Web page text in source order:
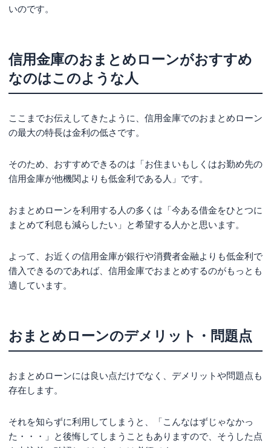
いのです。
信用金庫のおまとめローンがおすすめ
なのはこのような人
ここまでお伝えしてきたように、信用金庫でのおまとめローン
の最大の特長は金利の低さです。
そのため、おすすめできるのは「お住まいもしくはお勤め先の
信用金庫が他機関よりも低金利である人」です。
おまとめローンを利用する人の多くは「今ある借金をひとつに
まとめて利息も減らしたい」と希望する人かと思います。
よって、お近くの信用金庫が銀行や消費者金融よりも低金利で
借入できるのであれば、信用金庫でおまとめするのがもっとも
適しています。
おまとめローンのデメリット・問題点
おまとめローンには良い点だけでなく、デメリットや問題点も
存在します。
それを知らずに利用してしまうと、「こんなはずじゃなかっ
た・・・」と後悔してしまうこともありますので、そうした点